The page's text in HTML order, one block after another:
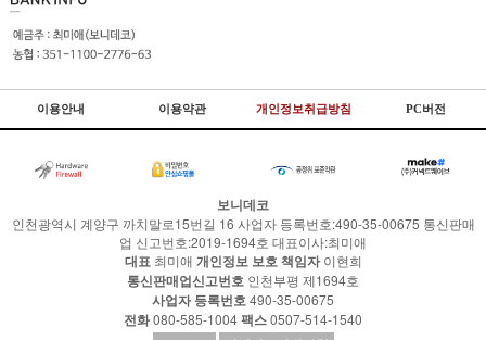
이용안내 이용약관 개인정보취급방침 PC버전
보니데코
인천광역시 계양구 까치말로15번길 16 사업자 등록번호:490-35-00675 통신판매
업 신고번호:2019-1694호 대표이사:최미애
대표 최미애 개인정보 보호 책임자이현희
통신판매업신고번호 인천부평 제1694호
사업자 등록번호490-35-00675
전화080-585-1004팩스0507-514-1540